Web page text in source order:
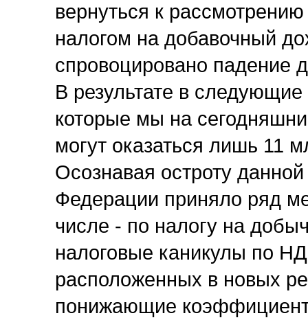
вернуться к
налогом на добавочный
спровоцировано падение
В результате в
которые мы на
могут оказаться лишь 11
Осознавая остроту
Федерации приняло ряд
числе - по налогу на
налоговые каникулы по
расположенных в новых
понижающие